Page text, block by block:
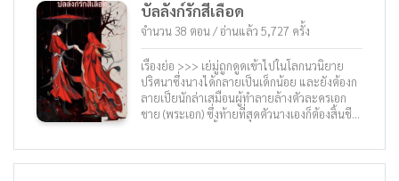
อย่างจากที่นี่ไปหมดเลย!” อะไรที่เป็นของนายก็
คือของฉัน และอะไรที่เป็นของฉันก็ชัดว่ามันเป็น
ของฉันเช่นกัน นักปล้นสุสานที่ฟื้นคืนขึ้นจากความ
ตายครั้งอดีต กำลังจะเริ่มไล่เก็บโบราณวัตถุทุก
สุสานในโลกแล้ว!
บัลลังก์รักสีเลือด
จำนวน 38 ตอน / อ่านแล้ว 5,727 ครั้ง
เรื่องย่อ >>> เย่มู่ถูกดูดเข้าไปในโลกนวนิยาย
ปริศนาซึ่งนางได้กลายเป็นเด็กน้อย และยังต้องก
ลายเป็ยนักล่าเสมือนผู้ทำลายล้างตัวละครเอก
ชาย (พระเอก) ซึ่งท้ายที่สุดตัวนางเองก็ต้องสิ้นชีพ
ของนางคือการตามหาแผนที่แนวพรหมแดนให้
พบเสียก่อน! ทว่าเย่มู่ไม่ได้ต้องการเล่นเกม! แต่